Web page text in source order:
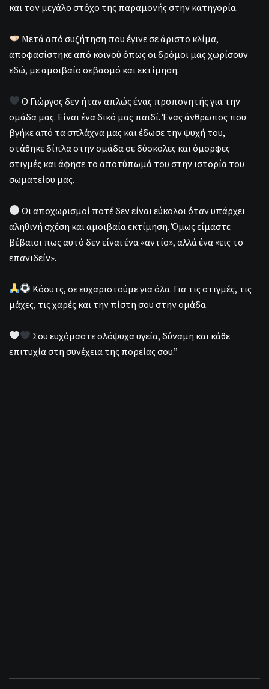
και τον μεγάλο στόχο της παραμονής στην κατηγορία.
Μετά από συζήτηση που έγινε σε άριστο κλίμα,
αποφασίστηκε από κοινού όπως οι δρόμοι μας χωρίσουν
εδώ, με αμοιβαίο σεβασμό και εκτίμηση.
Ο Γιώργος δεν ήταν απλώς ένας προπονητής για την
ομάδα μας. Είναι ένα δικό μας παιδί. Ένας άνθρωπος που
βγήκε από τα σπλάχνα μας και έδωσε την ψυχή του,
στάθηκε δίπλα στην ομάδα σε δύσκολες και όμορφες
στιγμές και άφησε το αποτύπωμά του στην ιστορία του
σωματείου μας.
Οι αποχωρισμοί ποτέ δεν είναι εύκολοι όταν υπάρχει
αληθινή σχέση και αμοιβαία εκτίμηση. Όμως είμαστε
βέβαιοι πως αυτό δεν είναι ένα «αντίο», αλλά ένα «εις το
επανιδείν».
Κόουτς, σε ευχαριστούμε για όλα. Για τις στιγμές, τις
μάχες, τις χαρές και την πίστη σου στην ομάδα.
Σου ευχόμαστε ολόψυχα υγεία, δύναμη και κάθε
επιτυχία στη συνέχεια της πορείας σου.”